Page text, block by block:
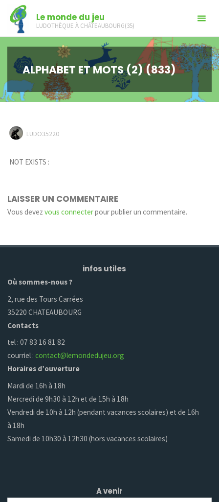
content
Le monde du jeu
LUDOTHÈQUE À CHÂTEAUBOURG(35)
ALPHABET ET MOTS (2) (833)
LUDO35220
NOT EXISTS :
LAISSER UN COMMENTAIRE
Vous devezvous connecterpour publier un commentaire.
infos utiles
Où sommes-nous ?
2, rue des Tours Carrées
35220 CHATEAUBOURG
Contacts
tel : 07 83 16 81 82
courriel :contact@lemondedujeu.org
Horaires d’ouverture
Mardi de 16h à 18h
Mercredi de 9h30 à 12h et de 15h à 18h
Vendredi de 10h à 12h (pendant vacances scolaires) et de 16h
à 18h
Samedi de 10h30 à 12h30 (hors vacances scolaires)
A venir